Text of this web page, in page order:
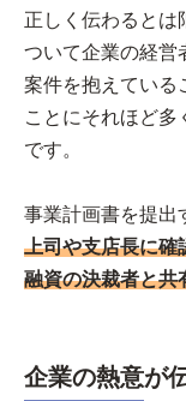
正しく伝わるとは
ついて企業の経営
案件を抱えている
ことにそれほど多
です。
事業計画書を提出
上司や支店長に確
融資の決裁者と共
企業の熱意が